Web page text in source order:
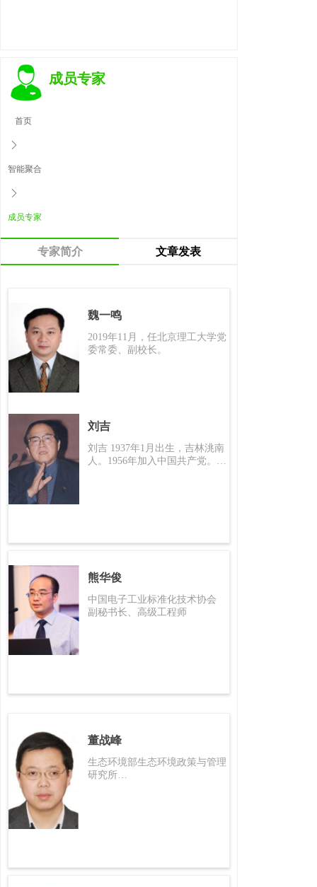
成员专家
首页
ꄲ
智能聚合
ꄲ
成员专家
专家简介 文章发表
魏一鸣
2019年11月，任北京理工大学党
委常委、副校长。
刘吉
刘吉 1937年1月出生，吉林洮南
人。1956年加入中国共产党。19
董战峰
生态环境部生态环境政策与管理
研究所
熊华俊
中国电子工业标准化技术协会
副秘书长、高级工程师